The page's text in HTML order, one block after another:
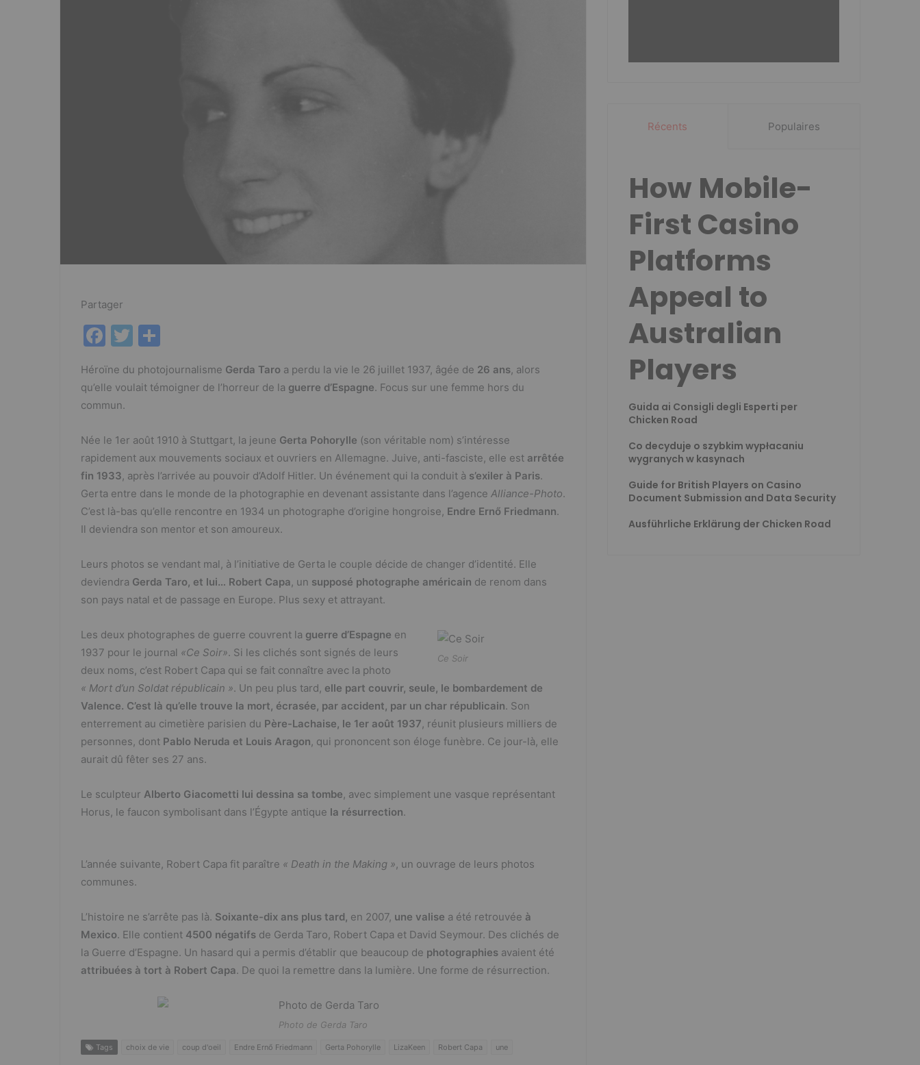
Partager
F
c
e
o
o
k
T
itt ta
Héroïne du photojournalisme Gerda Taro a perdu la vie le 26 juillet 1937, âgée de 26 ans, alors
qu’elle voulait témoigner de l’horreur de la guerre d’Espagne. Focus sur une femme hors du
commun.
Née le 1er août 1910 à Stuttgart, la jeune Gerta Pohorylle (son véritable nom) s’intéresse
rapidement aux mouvements sociaux et ouvriers en Allemagne. Juive, anti-fasciste, elle est arrêtée
fin 1933, après l’arrivée au pouvoir d’Adolf Hitler. Un événement qui la conduit à s’exiler à Paris.
Gerta entre dans le monde de la photographie en devenant assistante dans l’agence Alliance-Photo.
C’est là-bas qu’elle rencontre en 1934 un photographe d’origine hongroise, Endre Ernő Friedmann.
Il deviendra son mentor et son amoureux.
Leurs photos se vendant mal, à l’initiative de Gerta le couple décide de changer d’identité. Elle
deviendra Gerda Taro, et lui… Robert Capa, un supposé photographe américain de renom dans
son pays natal et de passage en Europe. Plus sexy et attrayant.
Ce Soir
Les deux photographes de guerre couvrent la guerre d’Espagne en
1937 pour le journal «Ce Soir». Si les clichés sont signés de leurs
deux noms, c’est Robert Capa qui se fait connaître avec la photo
« Mort d’un Soldat républicain ». Un peu plus tard, elle part couvrir, seule, le bombardement de
Valence. C’est là qu’elle trouve la mort, écrasée, par accident, par un char républicain. Son
enterrement au cimetière parisien du Père-Lachaise, le 1er août 1937, réunit plusieurs milliers de
personnes, dont Pablo Neruda et Louis Aragon, qui prononcent son éloge funèbre. Ce jour-là, elle
aurait dû fêter ses 27 ans.
Le sculpteur Alberto Giacometti lui dessina sa tombe, avec simplement une vasque représentant
Horus, le faucon symbolisant dans l’Égypte antique la résurrection.
L’année suivante, Robert Capa fit paraître « Death in the Making », un ouvrage de leurs photos
communes.
L’histoire ne s’arrête pas là. Soixante-dix ans plus tard, en 2007, une valise a été retrouvée à
Mexico. Elle contient 4500 négatifs de Gerda Taro, Robert Capa et David Seymour. Des clichés de
la Guerre d’Espagne. Un hasard qui a permis d’établir que beaucoup de photographies avaient été
attribuées à tort à Robert Capa. De quoi la remettre dans la lumière. Une forme de résurrection.
Photo de Gerda Taro
Tags choix de vie coup d'oeil Endre Ernő Friedmann Gerta Pohorylle LizaKeen Robert Capa une
Récents Populaires
How Mobile-
First Casino
Platforms
Appeal to
Australian
Players
Guida ai Consigli degli Esperti per
Chicken Road
Co decyduje o szybkim wypłacaniu
wygranych w kasynach
Guide for British Players on Casino
Document Submission and Data Security
Ausführliche Erklärung der Chicken Road